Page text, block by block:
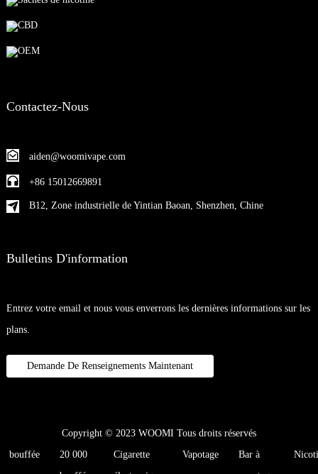
CBD
OEM
Contactez-Nous
aiden@woomivape.com
+86 15012669891
B12, Zone industrielle de Yintian Baoan, Shenzhen, Chine
Bulletins D'information
Entrez votre email et nous vous enverrons les dernières informations sur les
plans.
Demande De Renseignements Maintenant
Copyright © 2023 WOOMI Tous droits réservés
bouffée
20 000
Cigarette
Vapotage
Bar à